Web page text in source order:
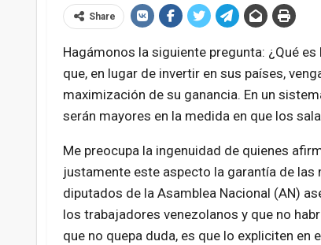
Share
Hagámonos la siguiente pregunta: ¿Qué
que, en lugar de invertir en sus países,
maximización de su ganancia. En un
serán mayores en la medida en que los
Me preocupa la ingenuidad de quienes
justamente este aspecto la garantía de las
diputados de la Asamblea Nacional (AN)
los trabajadores venezolanos y que no
que no quepa duda, es que lo expliciten en